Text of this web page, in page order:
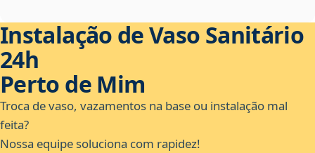
Instalação de Vaso Sanitário
24h
Perto de Mim
Troca de vaso, vazamentos na base ou instalação mal
feita?
Nossa equipe soluciona com rapidez!